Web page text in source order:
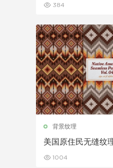
384
背景纹理
美国原住民无缝纹
1004